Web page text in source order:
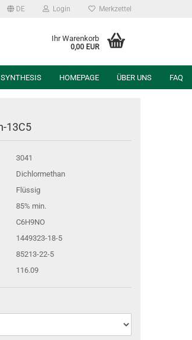
DE Login Merkzettel
Ihr Warenkorb
0,00 EUR
HOMEPAGE ÜBER UNS FAQ
13C5
3041
Dichlormethan
Flüssig
85% min.
C6H9NO
1449323-18-5
85213-22-5
116.09